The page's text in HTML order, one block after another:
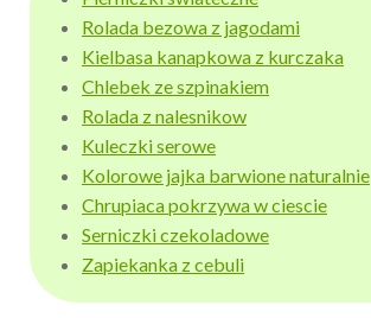
Rolada bezowa z jagodami
Kielbasa kanapkowa z kurczaka
Chlebek ze szpinakiem
Rolada z nalesnikow
Kuleczki serowe
Kolorowe jajka barwione naturalnie
Chrupiaca pokrzywa w ciescie
Serniczki czekoladowe
Zapiekanka z cebuli